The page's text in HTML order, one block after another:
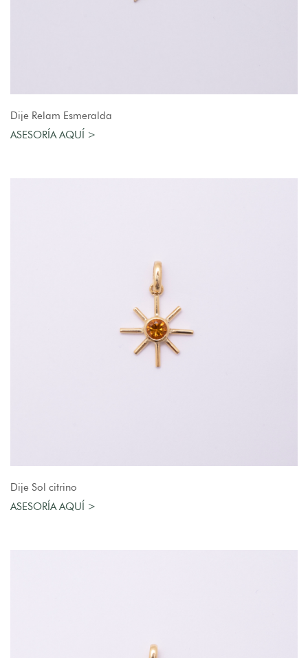
Dije Relam Esmeralda
ASESORÍA AQUÍ >
Dije Sol citrino
ASESORÍA AQUÍ >